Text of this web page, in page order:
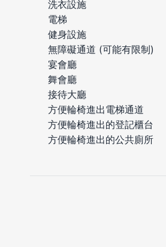
洗衣設施
電梯
健身設施
無障礙通道 (可能有限制)
宴會廳
舞會廳
接待大廳
方便輪椅進出電梯通道
方便輪椅進出的登記櫃台
方便輪椅進出的公共廁所